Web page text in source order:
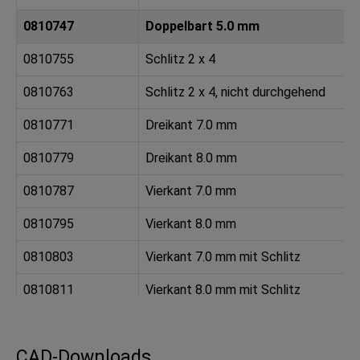
0810747 Doppelbart 5.0 mm
0810755 Schlitz 2 x 4
0810763 Schlitz 2 x 4, nicht durchgehend
0810771 Dreikant 7.0 mm
0810779 Dreikant 8.0 mm
0810787 Vierkant 7.0 mm
0810795 Vierkant 8.0 mm
0810803 Vierkant 7.0 mm mit Schlitz
0810811 Vierkant 8.0 mm mit Schlitz
0810827 Innensechskant 8.0 mm